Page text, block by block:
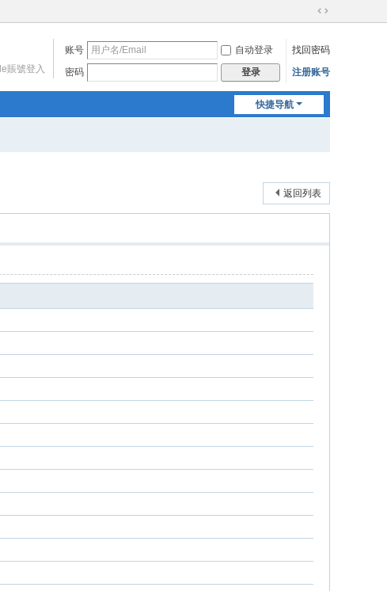
切
到
宽
账号 自动登录
找回密码
密码
登录 注册账号
賬號登入
快捷导航
返回列表